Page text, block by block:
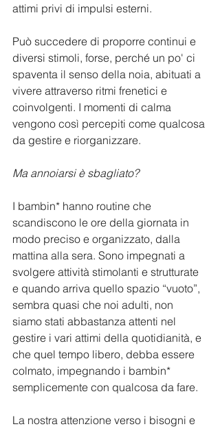
attimi privi di impulsi esterni.
Può succedere di proporre continui e
diversi stimoli, forse, perché un po' ci
spaventa il senso della noia, abituati a
vivere attraverso ritmi frenetici e
coinvolgenti. I momenti di calma
vengono così percepiti come qualcosa
da gestire e riorganizzare.
Ma annoiarsi è sbagliato?
I bambin* hanno routine che
scandiscono le ore della giornata in
modo preciso e organizzato, dalla
mattina alla sera. Sono impegnati a
svolgere attività stimolanti e strutturate
e quando arriva quello spazio “vuoto”,
sembra quasi che noi adulti, non
siamo stati abbastanza attenti nel
gestire i vari attimi della quotidianità, e
che quel tempo libero, debba essere
colmato, impegnando i bambin*
semplicemente con qualcosa da fare.
La nostra attenzione verso i bisogni e